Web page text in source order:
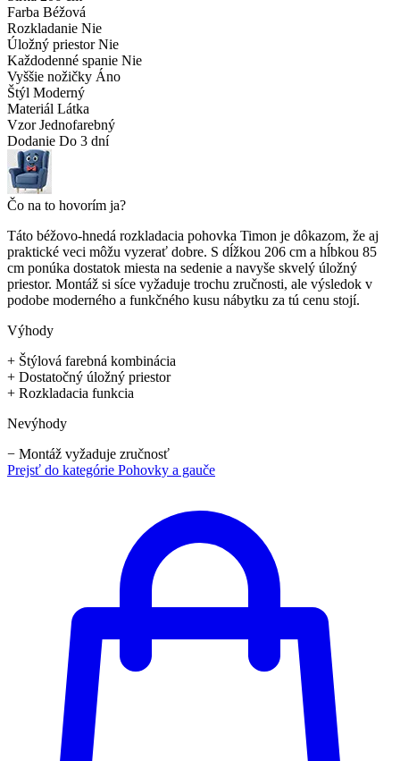
Farba Béžová
Rozkladanie Nie
Úložný priestor Nie
Každodenné spanie Nie
Vyššie nožičky Áno
Štýl Moderný
Materiál Látka
Vzor Jednofarebný
Dodanie Do 3 dní
Čo na to hovorím ja?
Táto béžovo-hnedá rozkladacia pohovka Timon je dôkazom, že aj
praktické veci môžu vyzerať dobre. S dĺžkou 206 cm a hĺbkou 85
cm ponúka dostatok miesta na sedenie a navyše skvelý úložný
priestor. Montáž si síce vyžaduje trochu zručnosti, ale výsledok v
podobe moderného a funkčného kusu nábytku za tú cenu stojí.
Výhody
+ Štýlová farebná kombinácia
+ Dostatočný úložný priestor
+ Rozkladacia funkcia
Nevýhody
− Montáž vyžaduje zručnosť
Prejsť do kategórie Pohovky a gauče